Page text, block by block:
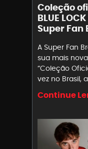
Coleção
BLUE
Super Fan
A Super Fan
sua mais
“Coleção
vez no Brasil,
Continue